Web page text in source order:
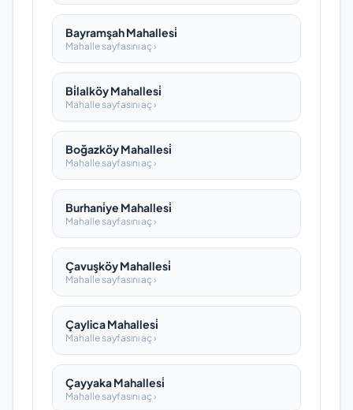
Bayramşah Mahallesi̇
Mahalle sayfasını aç ›
Bi̇lalköy Mahallesi̇
Mahalle sayfasını aç ›
Boğazköy Mahallesi̇
Mahalle sayfasını aç ›
Burhani̇ye Mahallesi̇
Mahalle sayfasını aç ›
Çavuşköy Mahallesi̇
Mahalle sayfasını aç ›
Çaylica Mahallesi̇
Mahalle sayfasını aç ›
Çayyaka Mahallesi̇
Mahalle sayfasını aç ›